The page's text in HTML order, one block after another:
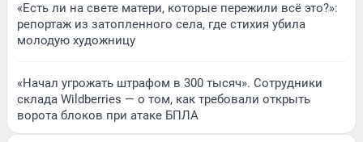
«Есть ли на свете матери, которые пережили всё это?»:
репортаж из затопленного села, где стихия убила
молодую художницу
«Начал угрожать штрафом в 300 тысяч». Сотрудники
склада Wildberries — о том, как требовали открыть
ворота блоков при атаке БПЛА